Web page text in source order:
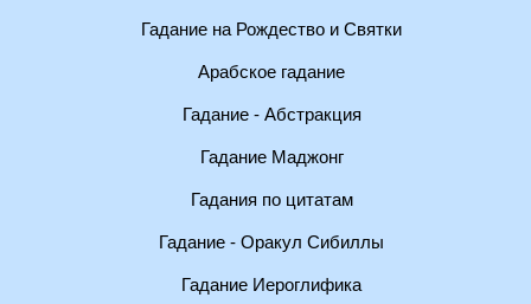
Гадание на Рождество и Святки
Арабское гадание
Гадание - Абстракция
Гадание Маджонг
Гадания по цитатам
Гадание - Оракул Сибиллы
Гадание Иероглифика